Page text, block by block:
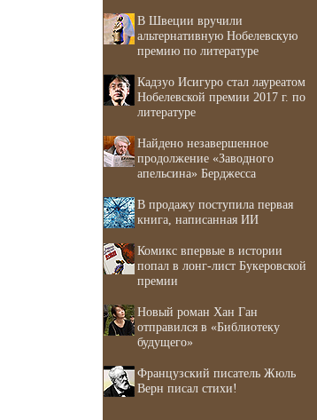
В Швеции вручили
альтернативную Нобелевскую
премию по литературе
Кадзуо Исигуро стал лауреатом
Нобелевской премии 2017 г. по
литературе
Найдено незавершенное
продолжение «Заводного
апельсина» Берджесса
В продажу поступила первая
книга, написанная ИИ
Комикс впервые в истории
попал в лонг-лист Букеровской
премии
Новый роман Хан Ган
отправился в «Библиотеку
будущего»
Французский писатель Жюль
Верн писал стихи!